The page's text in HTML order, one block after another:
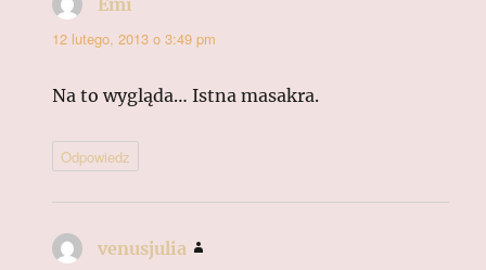
12 lutego, 2013 o 3:49 pm
Na to wygląda… Istna masakra.
Odpowiedz
venusjulia